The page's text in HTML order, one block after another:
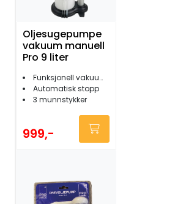
Oljesugepumpe
vakuum manuell
Pro 9 liter
Funksjonell vakuumpumpe
Automatisk stopp
3 munnstykker
999,-